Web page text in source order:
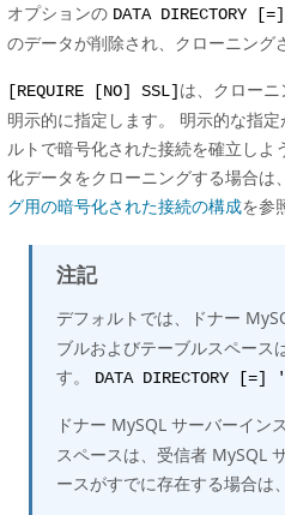
オプションの DATA DIRECTORY
のデータが削除され、クローニング
[REQUIRE [NO] SSL] は、クロー
明示的に指定します。 明示的な指
ルトで暗号化された接続を確立し
化データをクローニングする場合は
グ用の暗号化された接続の構成を参
注記
デフォルトでは、ドナー
ブルおよびテーブルスペース
す。
DATA DIRECTORY [=] '
ドナー MySQL サーバーイン
スペースは、受信者 MySQL
ースがすでに存在する場合は